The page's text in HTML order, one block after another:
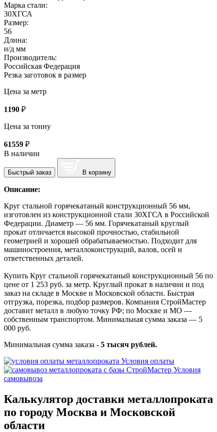
Марка стали:
30ХГСА
Размер:
56
Длина:
н/д мм
Производитель:
Российская Федерация
Резка заготовок в размер
Цена за метр
1190 ₽
Цена за тонну
61559 ₽
В наличии
Быстрый заказ В корзину
Описание:
Круг стальной горячекатаный конструкционный 56 мм,
изготовлен из конструкционной стали 30ХГСА в Российской
Федерации. Диаметр — 56 мм. Горячекатаный круглый
прокат отличается высокой прочностью, стабильной
геометрией и хорошей обрабатываемостью. Подходит для
машиностроения, металлоконструкций, валов, осей и
ответственных деталей.
Купить Круг стальной горячекатаный конструкционный 56 по
цене от 1 253 руб. за метр. Круглый прокат в наличии и под
заказ на складе в Москве и Московской области. Быстрая
отгрузка, порезка, подбор размеров. Компания СтройМастер
доставит металл в любую точку РФ; по Москве и МО —
собственным транспортом. Минимальная сумма заказа — 5
000 руб.
Минимальная сумма заказа - 5 тысяч рублей.
Условия оплаты
Условия
самовывоза
Калькулятор доставки металлопроката
по городу Москва и Московской
области